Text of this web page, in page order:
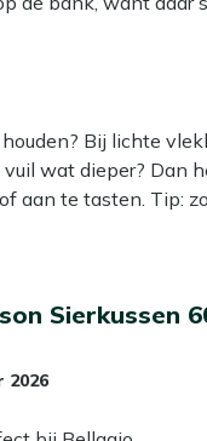
Bij lichte
wat dieper? Dan
aan te tasten. Tip:
maakt je
hele jaar
Sierkussen
2026